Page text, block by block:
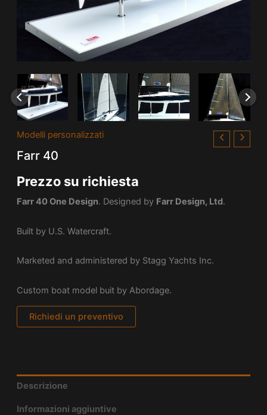
Modelli personalizzati
Farr 40
Prezzo su richiesta
Farr 40 One Design. Designed by Farr Design, Ltd.
Built by U.S. Watercraft.
Marketed and administered by Stagg Yachts Inc.
Custom boat model buit by Abordage.
Richiedi un preventivo
Descrizione
Informazioni aggiuntive